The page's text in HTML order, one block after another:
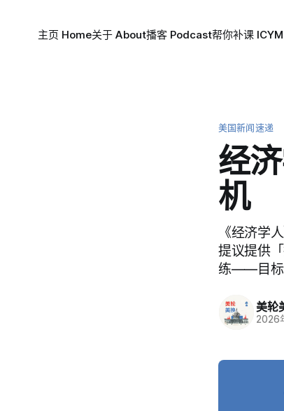
主页 Home关于 About播客 Podcast帮你补课
美国新闻速递
经
机
《经济学
提议提供
练——目标
美轮
2026